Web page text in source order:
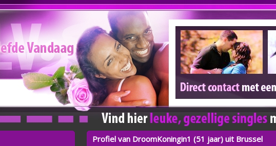
Profiel van DroomKoningin1 (51 jaar) uit Brussel